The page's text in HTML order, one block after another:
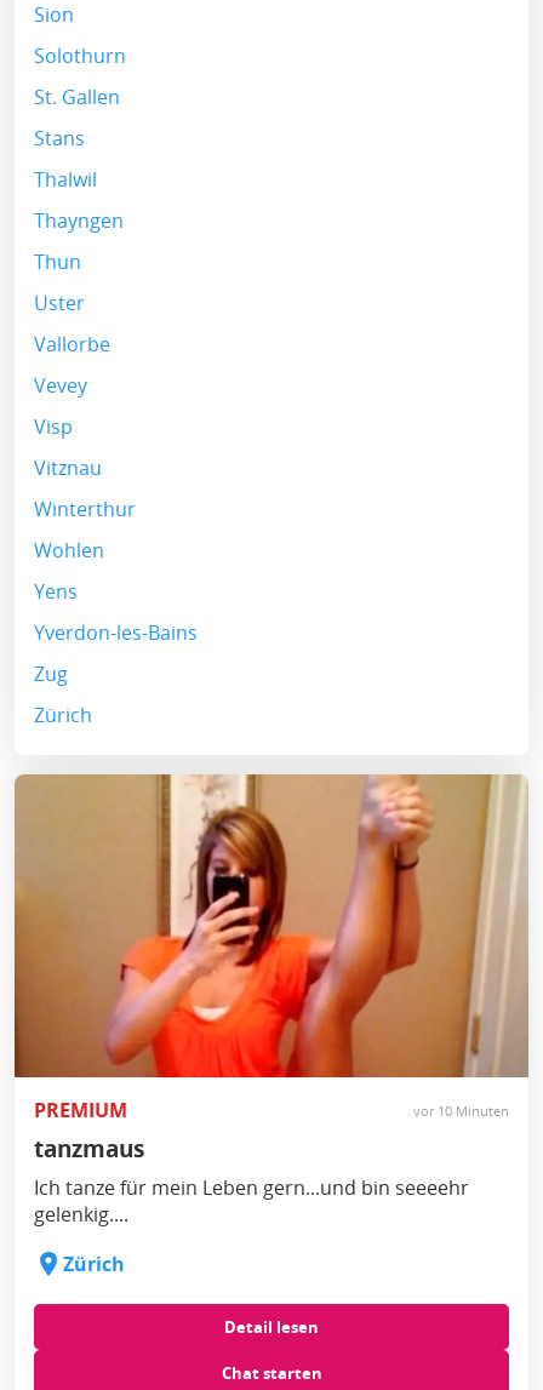
Sion
Solothurn
St. Gallen
Stans
Thalwil
Thayngen
Thun
Uster
Vallorbe
Vevey
Visp
Vitznau
Winterthur
Wohlen
Yens
Yverdon-les-Bains
Zug
Zürich
PREMIUM vor 10 Minuten
tanzmaus
Ich tanze für mein Leben gern...und bin seeeehr
gelenkig....
Zürich
Detail lesen
Chat starten